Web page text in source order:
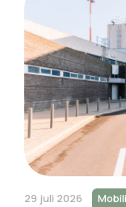
29 juli 2026